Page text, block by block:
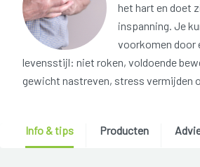
het hart en doet
inspanning. Je
voorkomen door
levensstijl: niet roken, voldoende
gewicht nastreven, stress vermijden
Info & tips Producten